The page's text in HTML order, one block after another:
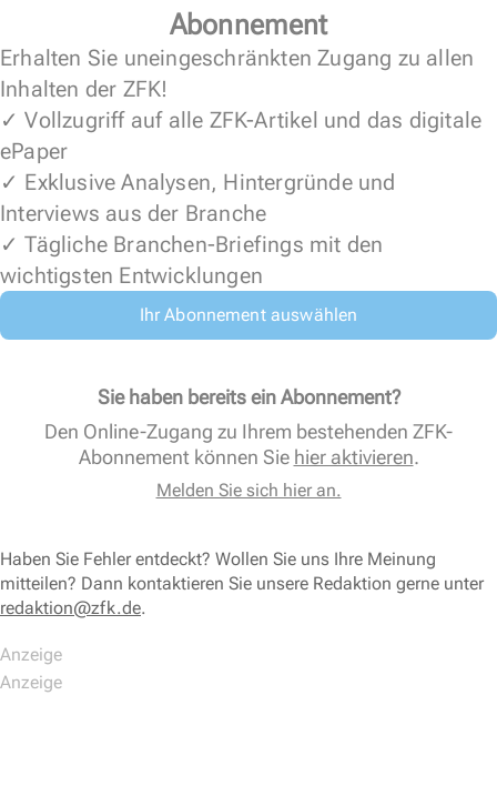
Abonnement
Erhalten Sie uneingeschränkten Zugang zu allen
Inhalten der ZFK!
✓ Vollzugriff auf alle ZFK-Artikel und das digitale
ePaper
✓ Exklusive Analysen, Hintergründe und
Interviews aus der Branche
✓ Tägliche Branchen-Briefings mit den
wichtigsten Entwicklungen
Ihr Abonnement auswählen
Sie haben bereits ein Abonnement?
Den Online-Zugang zu Ihrem bestehenden ZFK-
Abonnement können Sie hier aktivieren.
Melden Sie sich hier an.
Haben Sie Fehler entdeckt? Wollen Sie uns Ihre Meinung
mitteilen? Dann kontaktieren Sie unsere Redaktion gerne unter
redaktion@zfk.de.